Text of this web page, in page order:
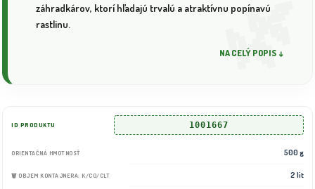
záhradkárov, ktorí hľadajú trvalú a atraktívnu popínavú
rastlinu.
NA CELÝ POPIS ↓
ID PRODUKTU 1001667
ORIENTAČNÁ HMOTNOSŤ 500 g
🗑️ OBJEM KONTAJNERA: K/CO/CLT 2 lit